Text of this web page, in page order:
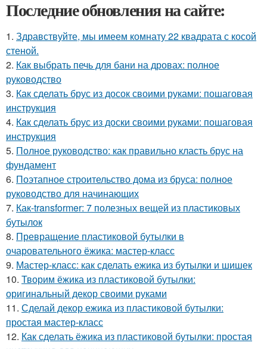
Последние обновления на сайте:
1. Здравствуйте, мы имеем комнату 22 квадрата с косой
стеной.
2. Как выбрать печь для бани на дровах: полное
руководство
3. Как сделать брус из досок своими руками: пошаговая
инструкция
4. Как сделать брус из доски своими руками: пошаговая
инструкция
5. Полное руководство: как правильно класть брус на
фундамент
6. Поэтапное строительство дома из бруса: полное
руководство для начинающих
7. Как-transformer: 7 полезных вещей из пластиковых
бутылок
8. Превращение пластиковой бутылки в
очаровательного ёжика: мастер-класс
9. Мастер-класс: как сделать ежика из бутылки и шишек
10. Творим ёжика из пластиковой бутылки:
оригинальный декор своими руками
11. Сделай декор ежика из пластиковой бутылки:
простая мастер-класс
12. Как сделать ёжика из пластиковой бутылки: простая